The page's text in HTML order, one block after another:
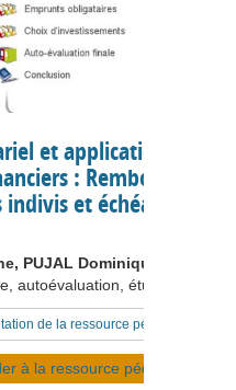
et applications aux
:
et échéanciers
PUJAL Dominique
autoévaluation, étude de cas
de la ressource pédagogique
à la ressource pédagogique